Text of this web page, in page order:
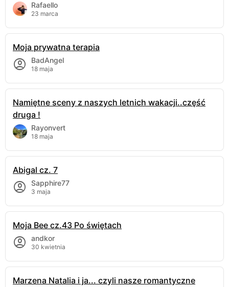
Rafaello
23 marca
Moja prywatna terapia
BadAngel
18 maja
Namiętne sceny z naszych letnich wakacji..część
druga !
Rayonvert
18 maja
Abigal cz. 7
Sapphire77
3 maja
Moja Bee cz.43 Po świętach
andkor
30 kwietnia
Marzena Natalia i ja... czyli nasze romantyczne